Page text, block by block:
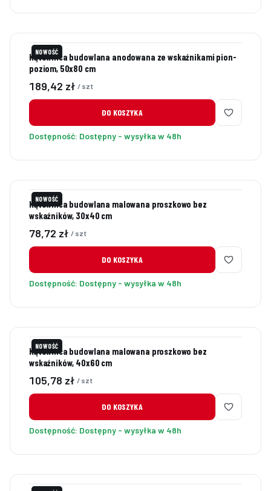
NOWOŚĆ
Kątownica budowlana anodowana ze wskaźnikami pion-
poziom, 50x80 cm
Cena
189,42 zł / szt
DO KOSZYKA
Dostępność: Dostępny - wysyłka w 48h
NOWOŚĆ
Kątownica budowlana malowana proszkowo bez
wskaźników, 30x40 cm
Cena
78,72 zł / szt
DO KOSZYKA
Dostępność: Dostępny - wysyłka w 48h
NOWOŚĆ
Kątownica budowlana malowana proszkowo bez
wskaźników, 40x60 cm
Cena
105,78 zł / szt
DO KOSZYKA
Dostępność: Dostępny - wysyłka w 48h